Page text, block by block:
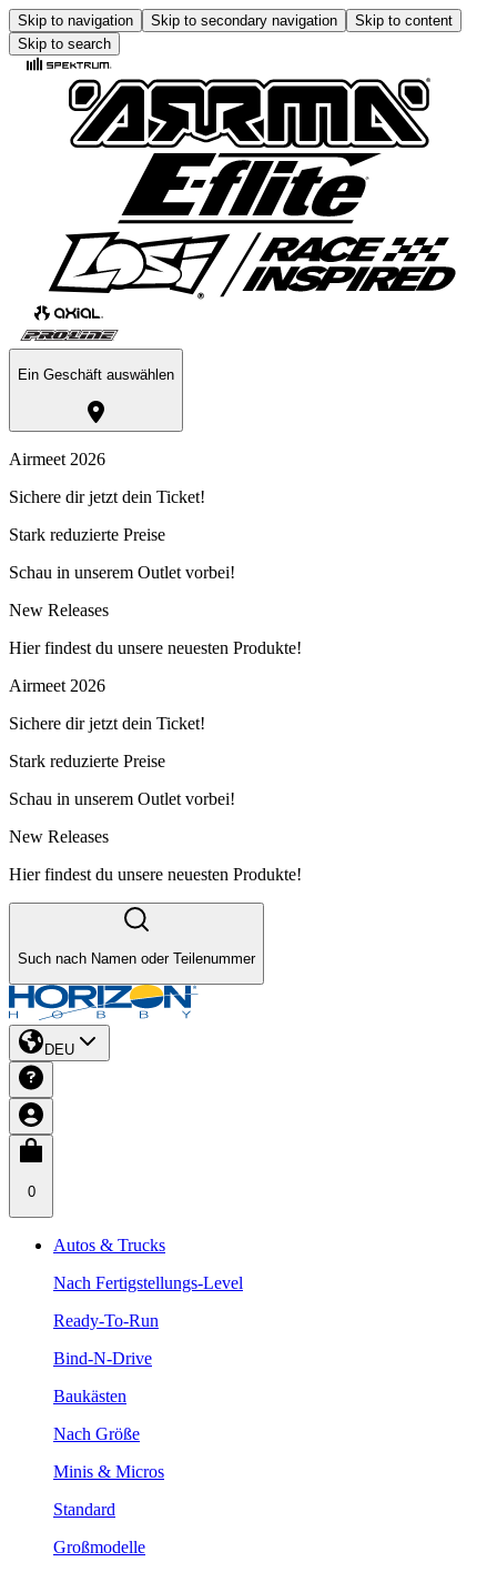
Skip to navigation Skip to secondary navigation
Skip to content
Skip to search
Ein Geschäft auswählen
Airmeet 2026
Sichere dir jetzt dein Ticket!
Stark reduzierte Preise
Schau in unserem Outlet vorbei!
New Releases
Hier findest du unsere neuesten Produkte!
Airmeet 2026
Sichere dir jetzt dein Ticket!
Stark reduzierte Preise
Schau in unserem Outlet vorbei!
New Releases
Hier findest du unsere neuesten Produkte!
Such nach Namen oder Teilenummer
DEU
0
Autos & Trucks
Nach Fertigstellungs-Level
Ready-To-Run
Bind-N-Drive
Baukästen
Nach Größe
Minis & Micros
Standard
Großmodelle